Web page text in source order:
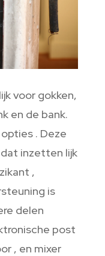
voor gokken,
en de bank.
. Deze
inzetten lijk
‚
is
delen
post
, en mixer